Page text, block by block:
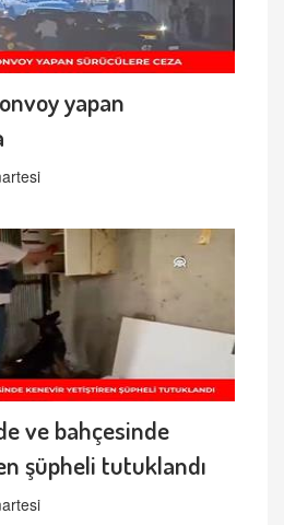
yapan
ve bahçesinde
şüpheli tutuklandı